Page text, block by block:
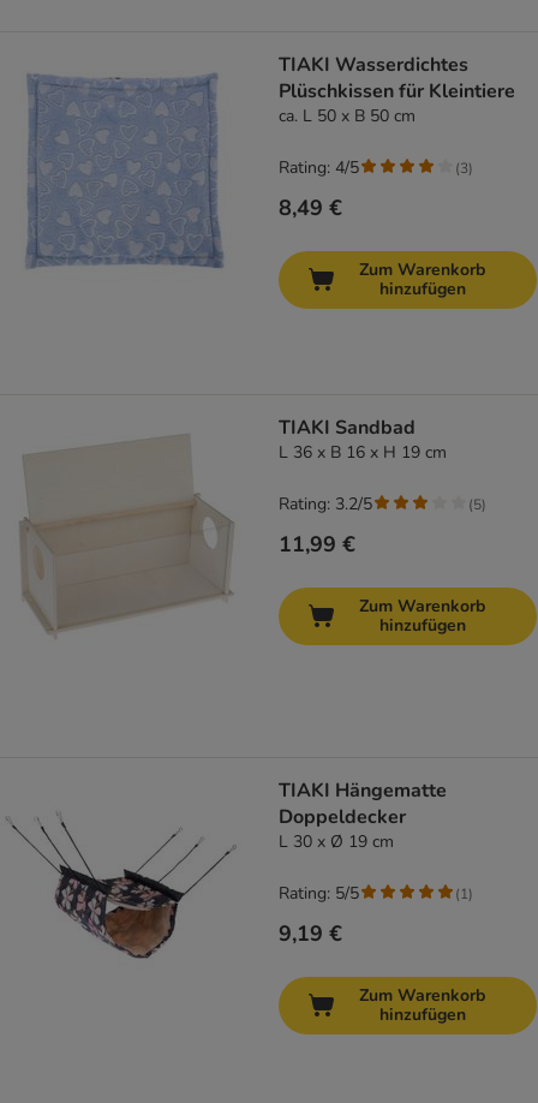
TIAKI Wasserdichtes
Plüschkissen für Kleintiere
ca. L 50 x B 50 cm
8,49 €
Rating: 4/5 (3)
Zum Warenkorb
hinzufügen
TIAKI Sandbad
L 36 x B 16 x H 19 cm
11,99 €
Rating: 3.2/5 (5)
Zum Warenkorb
hinzufügen
TIAKI Hängematte
Doppeldecker
L 30 x Ø 19 cm
9,19 €
Rating: 5/5 (1)
Zum Warenkorb
hinzufügen